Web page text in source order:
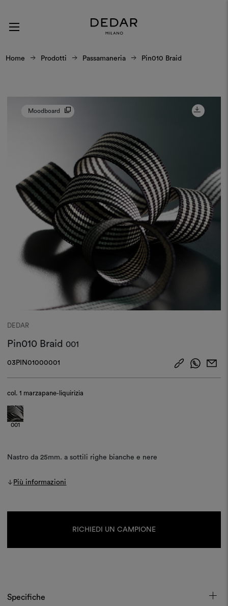
Home Prodotti Passamaneria Pin010 Braid
Moodboard
DEDAR
Pin010 Braid 001
03PIN01000001
col.1 marzapane-liquirizia
001
Nastro da 25mm. a sottili righe bianche e nere
Più informazioni
RICHIEDI UN CAMPIONE
Specifiche